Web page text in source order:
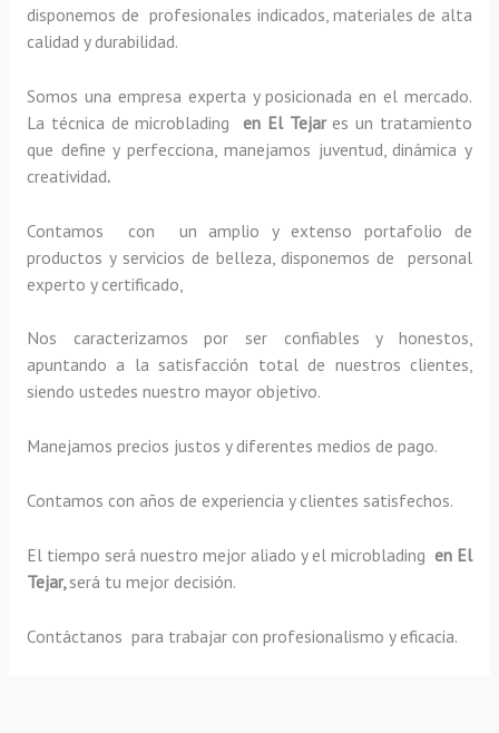
disponemos de profesionales indicados, materiales de alta
calidad y durabilidad.
Somos una empresa experta y posicionada en el mercado.
La técnica de microblading en El Tejar es un tratamiento
que define y perfecciona, manejamos juventud, dinámica y
creatividad.
Contamos con un amplio y extenso portafolio de
productos y servicios de belleza, disponemos de personal
experto y certificado,
Nos caracterizamos por ser confiables y honestos,
apuntando a la satisfacción total de nuestros clientes,
siendo ustedes nuestro mayor objetivo.
Manejamos precios justos y diferentes medios de pago.
Contamos con años de experiencia y clientes satisfechos.
El tiempo será nuestro mejor aliado y elmicroblading en El
Tejar, será tu mejor decisión.
Contáctanos para trabajar con profesionalismo y eficacia.